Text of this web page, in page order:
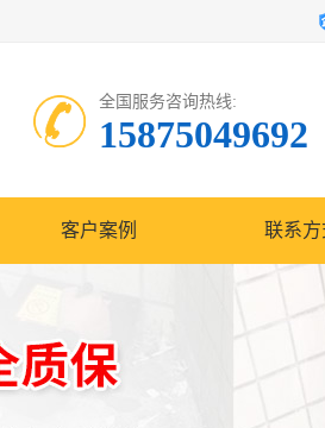
全国服务咨询热线:
15875049692
客户案例 联系方